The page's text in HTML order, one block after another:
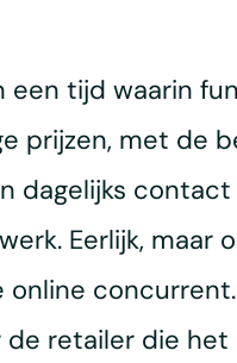
tijd waarin
prijzen, met de
dagelijks
Eerlijk,
retailer die